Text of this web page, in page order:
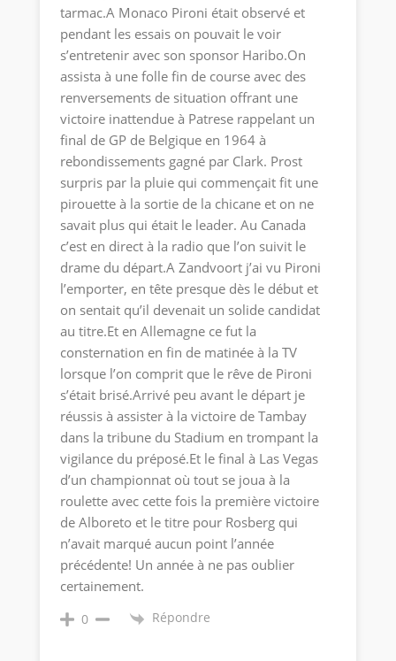
tarmac.A Monaco Pironi était observé et
pendant les essais on pouvait le voir
s’entretenir avec son sponsor Haribo.On
assista à une folle fin de course avec des
renversements de situation offrant une
victoire inattendue à Patrese rappelant un
final de GP de Belgique en 1964 à
rebondissements gagné par Clark. Prost
surpris par la pluie qui commençait fit une
pirouette à la sortie de la chicane et on ne
savait plus qui était le leader. Au Canada
c’est en direct à la radio que l’on suivit le
drame du départ.A Zandvoort j’ai vu Pironi
l’emporter, en tête presque dès le début et
on sentait qu’il devenait un solide candidat
au titre.Et en Allemagne ce fut la
consternation en fin de matinée à la TV
lorsque l’on comprit que le rêve de Pironi
s’était brisé.Arrivé peu avant le départ je
réussis à assister à la victoire de Tambay
dans la tribune du Stadium en trompant la
vigilance du préposé.Et le final à Las Vegas
d’un championnat où tout se joua à la
roulette avec cette fois la première victoire
de Alboreto et le titre pour Rosberg qui
n’avait marqué aucun point l’année
précédente! Un année à ne pas oublier
certainement.
0 Répondre